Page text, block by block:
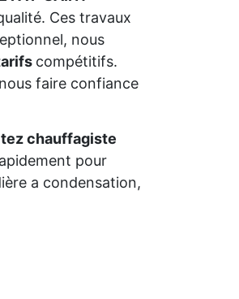
Ces travaux
nous
compétitifs.
faire confiance
chauffagiste
pour
a condensation,